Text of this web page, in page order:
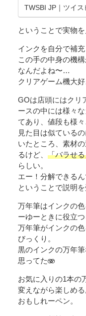
TWSBI JP｜ツイス
ということで実物
インクを自分で補
この手の中身の機
なんだよね〜…
クリアゲーム機大
GOは店頭にはクリ
ースの中には様々
てあり、値段も様
見た目は似ている
いたところ、素材
るけど、 「バラせ
らしい。
エー！分解できる
ということで説明
万年筆はインクの
ーゆーときに役立つ
万年筆がインクの
びっくり。
黒のインクの万年
思ってた🫨
お気に入りの1本の
変えながら楽しめ
おもしれーペン。